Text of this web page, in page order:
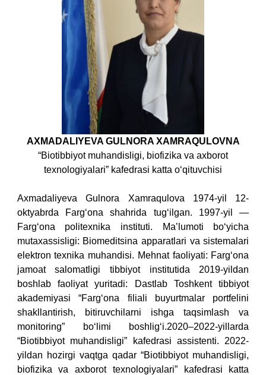
AXMADALIYEVA GULNORA XAMRAQULOVNA
“Biotibbiyot muhandisligi, biofizika va axborot
texnologiyalari” kafedrasi katta o‘qituvchisi
Axmadaliyeva Gulnora Xamraqulova 1974-yil 12-
oktyabrda Farg‘ona shahrida tug‘ilgan. 1997-yil —
Farg‘ona politexnika instituti.
Maʼlumoti bo‘yicha
mutaxassisligi: Biomeditsina apparatlari va sistemalari
elektron texnika muhandisi. Mehnat faoliyati: Farg‘ona
jamoat salomatligi tibbiyot institutida 2019-yildan
boshlab faoliyat yuritadi:
Dastlab Toshkent tibbiyot
akademiyasi “Farg‘ona filiali buyurtmalar portfelini
shakllantirish, bitiruvchilarni ishga taqsimlash va
monitoring” bo‘limi boshlig‘i.2020–2022-yillarda
“Biotibbiyot muhandisligi” kafedrasi assistenti. 2022-
yildan hozirgi vaqtga qadar “Biotibbiyot muhandisligi,
biofizika va axborot texnologiyalari” kafedrasi katta